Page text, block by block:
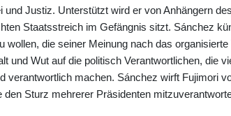
und Justiz. Unterstützt wird er von Anhängern
Staatsstreich im Gefängnis sitzt. Sánchez
wollen, die seiner Meinung nach das
und Wut auf die politisch Verantwortlichen, die
verantwortlich machen. Sánchez wirft Fujimori
den Sturz mehrerer Präsidenten